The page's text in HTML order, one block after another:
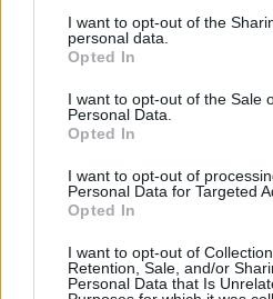
I want to opt-out of the
personal data.
Opted In
I want to opt-out of the Sale
Personal Data.
Opted In
I want to opt-out of
Personal Data for Targeted
Opted In
I want to opt-out of
Retention, Sale, and/or
Personal Data that Is
Richardson, Presidente e CEO
Alliance. “Siamo entusiasti che LG si
dell’IoT per tutti.”
Composta da oltre 500 aziende,
collabora per creare open standard
membri, a dei solidi programmi di
completa di open solutions per